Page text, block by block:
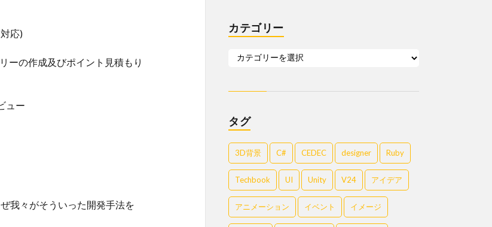
応)
ーの作成及びポイント見積もり
ュー
我々がそういった開発手法を
カテゴリー
タグ
3D背景 C# CEDEC designer Ruby
Techbook UI Unity V24 アイデア
アニメーション イベント イメージ